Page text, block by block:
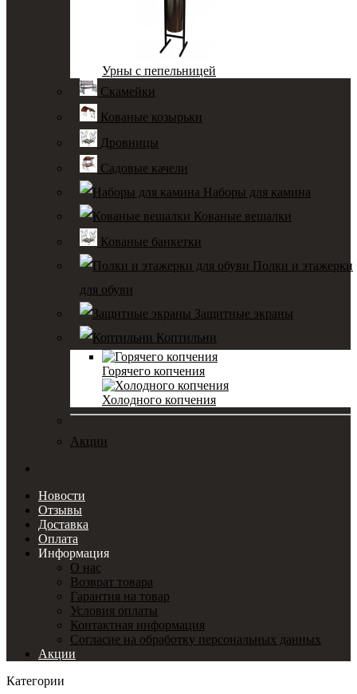
Урны с пепельницей
Скамейки
Кованые козырьки
Дровницы
Садовые качели
Наборы для камина
Кованые вешалки
Кованые банкетки
Полки и этажерки
для обуви
Защитные экраны
Коптильни
Горячего копчения
Холодного копчения
Акции
Новости
Отзывы
Доставка
Оплата
Информация
О нас
Возврат товара
Гарантия на товар
Условия оплаты
Контактная информация
Согласие на обработку персональных данных
Акции
Категории